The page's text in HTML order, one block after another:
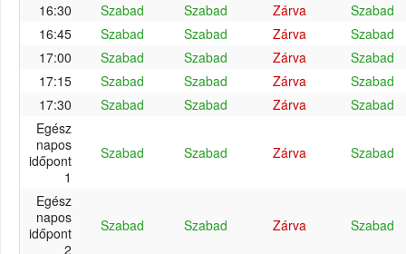
16:30 Szabad Szabad Zárva
Szabad
16:45
Szabad Szabad Zárva
Szabad
17:00
Szabad Szabad Zárva
Szabad
17:15
Szabad Szabad Zárva
Szabad
17:30
Szabad Szabad Zárva
Szabad
Egész
napos
időpont
1
Szabad Szabad Zárva Szabad
Egész
napos
időpont
2
Szabad Szabad Zárva Szabad